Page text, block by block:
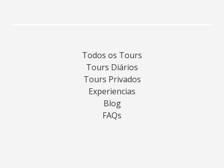
Todos os Tours
Tours Diários
Tours Privados
Experiencias
Blog
FAQs